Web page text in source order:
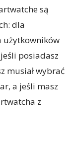
są
dla
użytkowników
posiadasz
musiał wybrać
a jeśli masz
z